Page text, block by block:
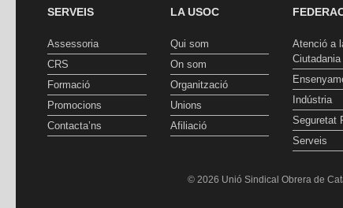
SERVEIS
Assessoria
CRS
Formació
Promocions
Contacta’ns
LA USOC
Qui som
On som
Organització
Unions
Afiliació
Atenció a
Ciutadania
Indústria
Seguretat
Serveis
© 2026 Unió Sindical Obrera de